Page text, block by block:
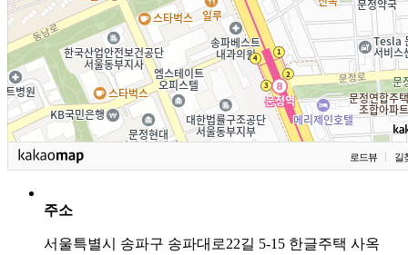
로드뷰 길
주소
서울특별시 송파구 송파대로22길 5-15 한글주택 사옥